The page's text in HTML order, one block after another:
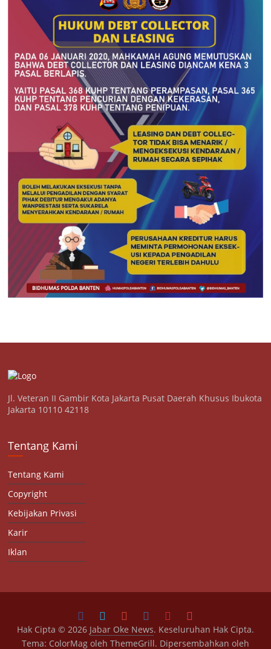
Jl. Veteran II Gambir Kota Jakarta Pusat Daerah Khusus Ibukota
Jakarta 10110 42118
Tentang Kami
Tentang Kami
Copyright
Kebijakan Privasi
Karir
Iklan
Hak Cipta © 2026 Jabar Oke News. Keseluruhan Hak Cipta.
Tema: ColorMagoleh ThemeGrill. Dipersembahkan oleh